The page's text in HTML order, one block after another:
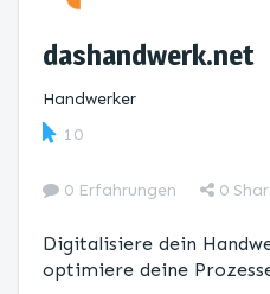
dashandwerk.net
Handwerker
10
0 Erfahrungen 0
Digitalisiere dein
optimiere deine